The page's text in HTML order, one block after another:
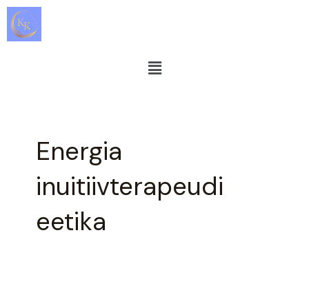
Skip
content
Menu
Energia
inuitiivterapeudi
eetika